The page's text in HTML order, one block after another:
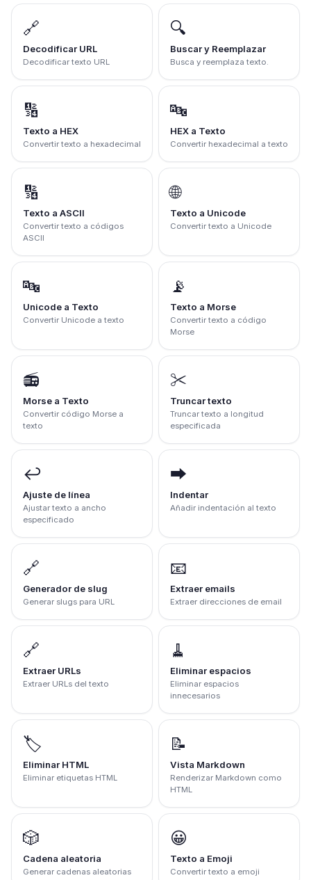
🔗
Decodificar URL
Decodificar texto URL
🔍
Buscar y Reemplazar
Busca y reemplaza texto.
🔢
Texto a HEX
Convertir texto a hexadecimal
🔤
HEX a Texto
Convertir hexadecimal a texto
🔢
Texto a ASCII
Convertir texto a códigos
ASCII
🌐
Texto a Unicode
Convertir texto a Unicode
🔤
Unicode a Texto
Convertir Unicode a texto
📡
Texto a Morse
Convertir texto a código
Morse
📻
Morse a Texto
Convertir código Morse a
texto
✂️
Truncar texto
Truncar texto a longitud
especificada
↩️
Ajuste de línea
Ajustar texto a ancho
especificado
➡️
Indentar
Añadir indentación al texto
🔗
Generador de slug
Generar slugs para URL
📧
Extraer emails
Extraer direcciones de email
🔗
Extraer URLs
Extraer URLs del texto
🧹
Eliminar espacios
Eliminar espacios
innecesarios
🏷️
Eliminar HTML
Eliminar etiquetas HTML
📝
Vista Markdown
Renderizar Markdown como
HTML
🎲
Cadena aleatoria
Generar cadenas aleatorias
😀
Texto a Emoji
Convertir texto a emoji